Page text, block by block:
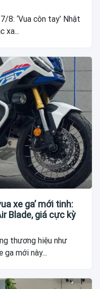
8: ‘Vua côn tay’ Nhật
xa...
xe ga’ mới tinh:
Blade, giá cực kỳ
thương hiệu như
ga mới này...